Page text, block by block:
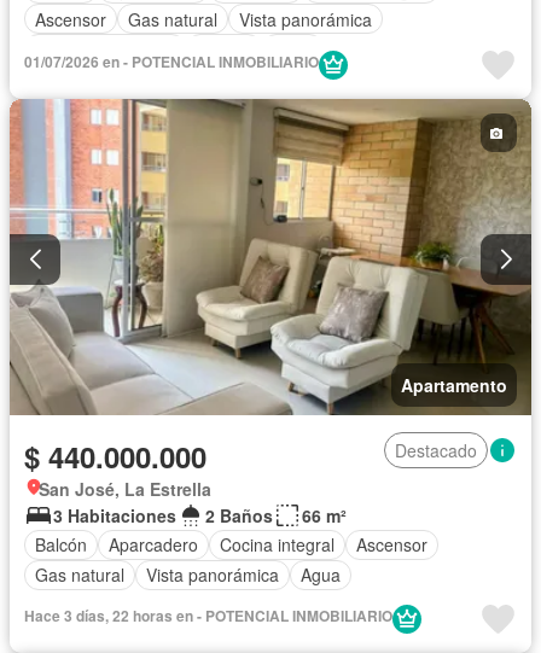
Ascensor
Gas natural
Vista panorámica
01/07/2026 en - POTENCIAL INMOBILIARIO
Apartamento
$ 440.000.000
Destacado
San José, La Estrella
3 Habitaciones
2 Baños
66 m²
Balcón
Aparcadero Cocina integral
Ascensor
Gas natural
Vista panorámica Agua
Hace 3 días, 22 horas en - POTENCIAL INMOBILIARIO